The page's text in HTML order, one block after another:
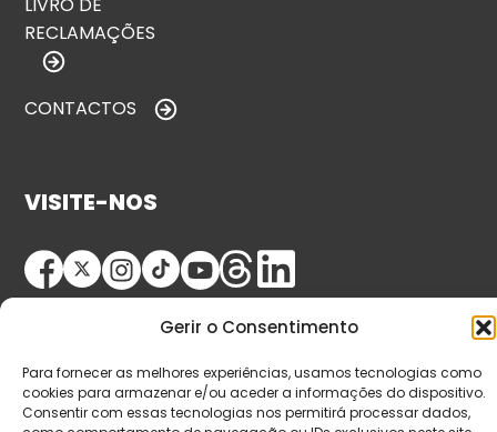
Gerir o Consentimento
Para fornecer as melhores experiências, usamos tecnologias como
cookies para armazenar e/ou aceder a informações do dispositivo.
Consentir com essas tecnologias nos permitirá processar dados,
LIVRO DE
RECLAMAÇÕES
CONTACTOS
VISITE-NOS
© Copyright 2026 Saída de Emergência. Todos os